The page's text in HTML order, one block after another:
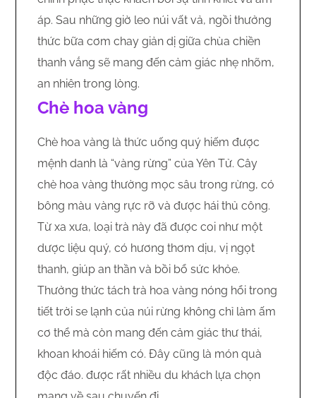
áp. Sau những giờ leo núi vất vả, ngồi thưởng
thức bữa cơm chay giản dị giữa chùa chiền
thanh vắng sẽ mang đến cảm giác nhẹ nhõm,
an nhiên trong lòng.
Chè hoa vàng
Chè hoa vàng là thức uống quý hiếm được
mệnh danh là “vàng rừng” của Yên Tử. Cây
chè hoa vàng thường mọc sâu trong rừng, có
bông màu vàng rực rỡ và được hái thủ công.
Từ xa xưa, loại trà này đã được coi như một
dược liệu quý, có hương thơm dịu, vị ngọt
thanh, giúp an thần và bồi bổ sức khỏe.
Thưởng thức tách trà hoa vàng nóng hổi trong
tiết trời se lạnh của núi rừng không chỉ làm ấm
cơ thể mà còn mang đến cảm giác thư thái,
khoan khoái hiếm có. Đây cũng là món quà
độc đáo. được rất nhiều du khách lựa chọn